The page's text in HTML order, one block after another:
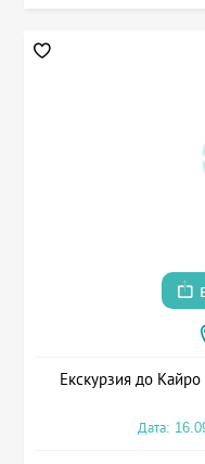
Екскурзия до
Дата: